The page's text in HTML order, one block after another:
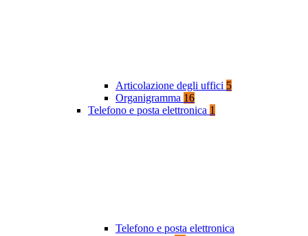
Articolazione degli uffici 5
Organigramma 16
Telefono e posta elettronica 1
Telefono e posta elettronica